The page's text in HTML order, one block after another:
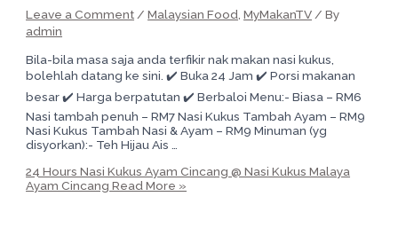
Leave a Comment /Malaysian Food ,MyMakanTV / By
admin
Bila-bila masa saja anda terfikir nak makan nasi kukus,
bolehlah datang ke sini. ✔️ Buka 24 Jam ✔️ Porsi makanan
besar ✔️ Harga berpatutan ✔️ Berbaloi Menu:- Biasa – RM6
Nasi tambah penuh – RM7 Nasi Kukus Tambah Ayam – RM9
Nasi Kukus Tambah Nasi & Ayam – RM9 Minuman (yg
disyorkan):- Teh Hijau Ais …
24 Hours Nasi Kukus Ayam Cincang @ Nasi Kukus Malaya
Ayam Cincang Read More »